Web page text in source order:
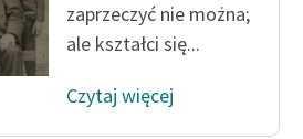
zaprzeczyć nie można;
ale kształci się...
Czytaj więcej